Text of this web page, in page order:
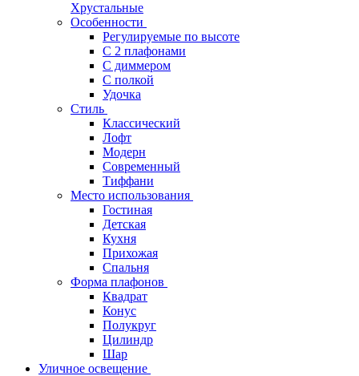
Хрустальные
Особенности
Регулируемые по высоте
С 2 плафонами
С диммером
С полкой
Удочка
Стиль
Классический
Лофт
Модерн
Современный
Тиффани
Место использования
Гостиная
Детская
Кухня
Прихожая
Спальня
Форма плафонов
Квадрат
Конус
Полукруг
Цилиндр
Шар
Уличное освещение